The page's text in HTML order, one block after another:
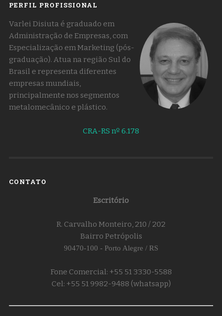
PERFIL PROFISSIONAL
Varlei Disiuta é graduado em
Administração de Empresas, com
Especialização em Marketing (pós-
graduação). Atua na região Sul do
Brasil e representa diferentes
empresas mundiais,
principalmente nos segmentos
metalomecânico e plástico.
CRA-RS nº 6.178
CONTATO
Escritório
R. Carvalho Monteiro, 210 / 202
Bairro Petrópolis
90470-100 - Porto Alegre / RS
Fone Comercial: +55 51 3330-5588
Cel: +55 51 9982-9488 (whatsapp)